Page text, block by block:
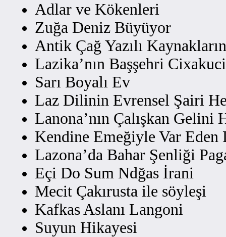
Adlar ve Kökenleri
Zuğa Deniz Büyüyor
Antik Çağ Yazılı
Lazika’nın Başşehri Cixakuci
Sarı Boyalı Ev
Laz Dilinin Evrensel Şairi
Lanona’nın Çalışkan Gelini
Kendine Emeğiyle Var Eden
Lazona’da Bahar Şenliği
Eçi Do Sum Ndğas İrani
Mecit Çakırusta ile söyleşi
Kafkas Aslanı Langoni
Suyun Hikayesi